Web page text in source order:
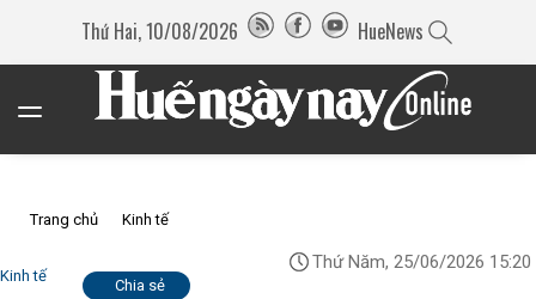
Thứ Hai, 10/08/2026 HueNews
Trang chủ Kinh tế
Kinh tế
Thứ Năm, 25/06/2026 15:20
Chia sẻ